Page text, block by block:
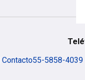
Contacto55-5858-4039